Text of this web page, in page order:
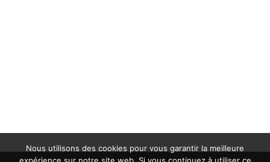
Nous utilisons des cookies pour vous garantir la meilleure
expérience sur notre site web. Si vous continuez à utiliser ce